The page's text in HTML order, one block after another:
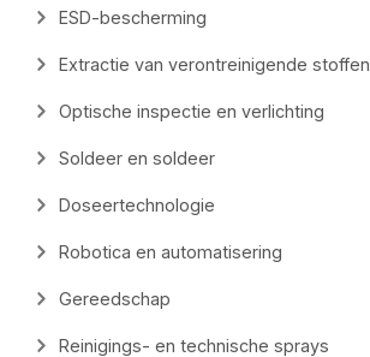
ESD-bescherming
Extractie van verontreinigende stoffen
Optische inspectie en verlichting
Soldeer en soldeer
Doseertechnologie
Robotica en automatisering
Gereedschap
Reinigings- en technische sprays